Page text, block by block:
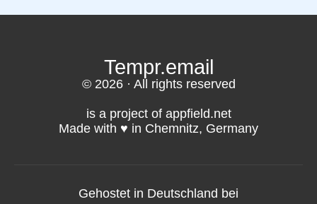
Tempr.email
© 2026 · All rights reserved
is a project of appfield.net
Made with ♥️ in Chemnitz, Germany
Gehostet in Deutschland bei